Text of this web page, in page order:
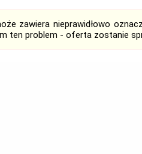
zawiera nieprawidłowo
ten problem - oferta zostanie